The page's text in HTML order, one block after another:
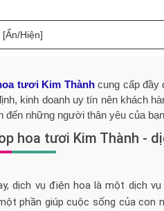
[Ẩn/Hiện]
tươi Kim Thànhcung cấp đầy
kinh doanh uy tín nên khách
đến những người thân yêu của
hoa tươi Kim Thành -
dịch vụ điện hoa là một dịch
phần giúp cuộc sống của con